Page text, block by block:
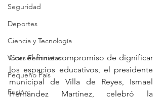
Seguridad
Deportes
Ciencia y Tecnología
Voces Feministas
Pequeño País
Fusión
Con el firme compromiso de dignificar
los espacios educativos, el presidente
municipal de Villa de Reyes, Ismael
Hernández Martínez, celebró la